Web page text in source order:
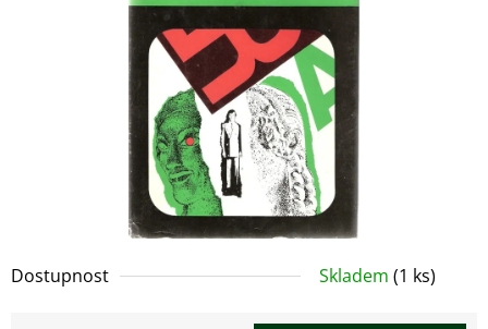
Dostupnost Skladem (1 ks)